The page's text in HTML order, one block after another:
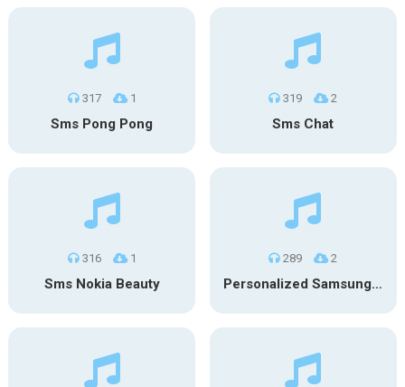
317 1
Sms Pong Pong
319 2
Sms Chat
316 1
Sms Nokia Beauty
289 2
Personalized Samsung SMS